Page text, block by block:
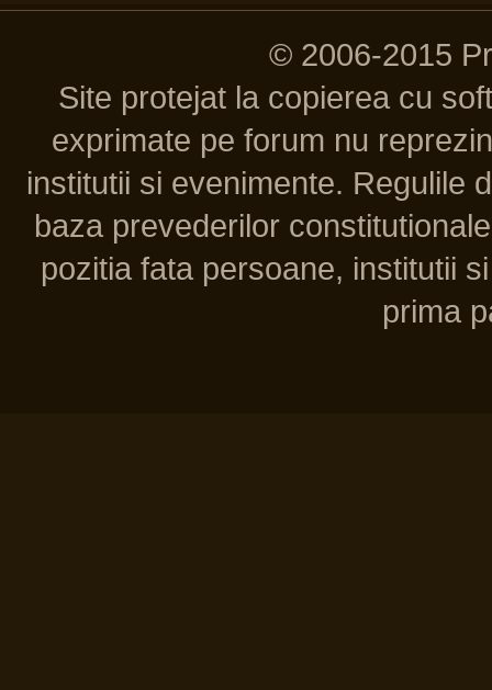
© 2006-2015
Site protejat la copierea cu
exprimate pe forum nu
institutii si evenimente. Regulile
baza prevederilor
pozitia fata persoane, institutii
prima